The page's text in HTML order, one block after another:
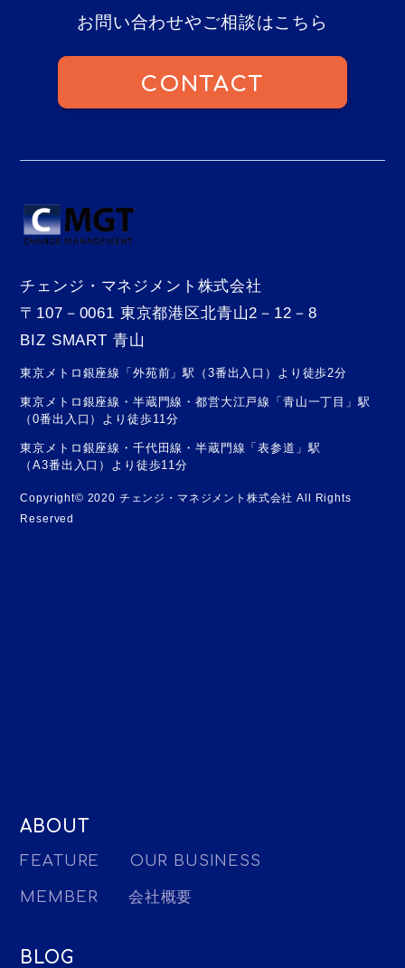
お問い合わせやご相談はこちら
CONTACT
チェンジ・マネジメント株式会社
〒107－0061 東京都港区北青山2－12－8
BIZ SMART 青山
東京メトロ銀座線「外苑前」駅（3番出入口）より徒歩2分
東京メトロ銀座線・半蔵門線・都営大江戸線「青山一丁目」駅
（0番出入口）より徒歩11分
東京メトロ銀座線・千代田線・半蔵門線「表参道」駅
（A3番出入口）より徒歩11分
Copyright© 2020 チェンジ・マネジメント株式会社 All Rights
Reserved
ABOUT
FEATURE OUR BUSINESS
MEMBER 会社概要
BLOG